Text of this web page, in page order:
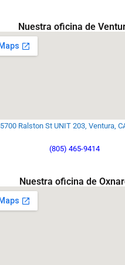
Nuestra oficina de
5700 Ralston St UNIT 203, Ventura,
(805) 465-9414
Nuestra oficina de